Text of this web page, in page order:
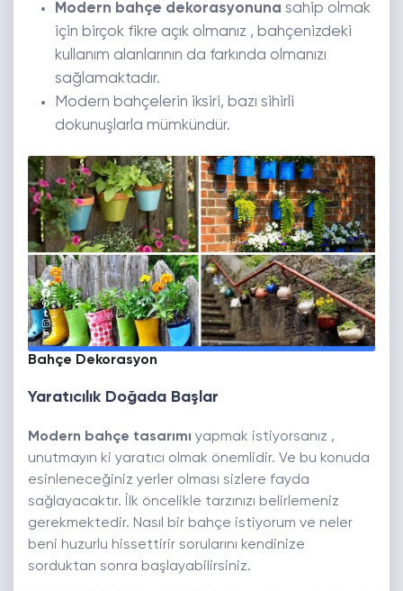
Modern bahçe dekorasyonuna sahip olmak
için birçok fikre açık olmanız , bahçenizdeki
kullanım alanlarının da farkında olmanızı
sağlamaktadır.
Modern bahçelerin iksiri, bazı sihirli
dokunuşlarla mümkündür.
Bahçe Dekorasyon
Yaratıcılık Doğada Başlar
Modern bahçe tasarımı yapmak istiyorsanız ,
unutmayın ki yaratıcı olmak önemlidir. Ve bu konuda
esinleneceğiniz yerler olması sizlere fayda
sağlayacaktır. İlk öncelikle tarzınızı belirlemeniz
gerekmektedir. Nasıl bir bahçe istiyorum ve neler
beni huzurlu hissettirir sorularını kendinize
sorduktan sonra başlayabilirsiniz.